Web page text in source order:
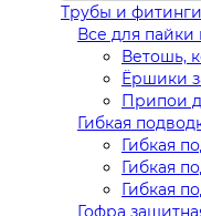
Трубы и фитинги
Все для пайки
Ветошь,
Ёршики
Припои
Гибкая
Гибкая
Гибкая
Гибкая
Гофра